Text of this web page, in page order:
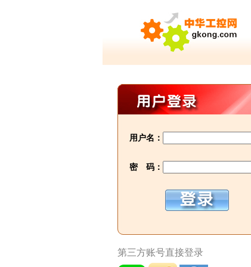
用户名：
密 码：
第三方账号直接登录